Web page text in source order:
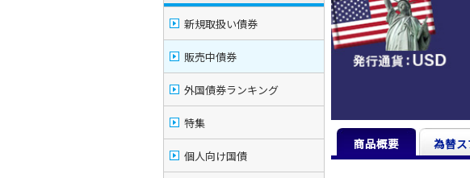
商品概要 為替
新規取扱い債券
販売中債券
外国債券ランキング
特集
個人向け国債